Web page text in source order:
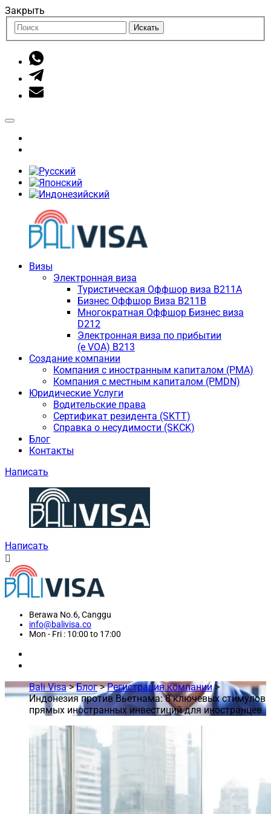
Закрыть
Искать
Визы
Электронная виза
Туристическая Оффшор виза B211A
Бизнес Оффшор Виза B211B
Многократная Оффшор Бизнес виза
D212
Электронная виза по прибытии
(e VOA) B213
Создание компании
Компания с иностранным капиталом (PMA)
Компания с местным капиталом (PMDN)
Юридические Услуги
Водительские права
Сертификат резидента (SKTT)
Справка о несудимости (SKCK)
Блог
Контакты
Написать
Написать
Berawa No.6, Canggu
info@balivisa.co
Mon - Fri : 10:00 to 17:00
Bali Visa>Блог>Регистрация компании>
Индонезия против Вьетнама: 8 ключевых стимулов
прямых иностранных инвестиций для иностранцев